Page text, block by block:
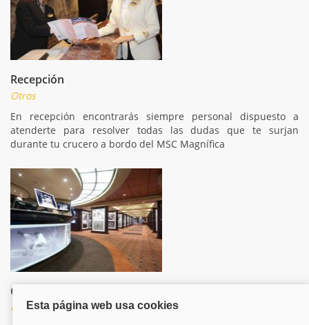
Recepción
Otros
En recepción encontrarás siempre personal dispuesto a
atenderte para resolver todas las dudas que te surjan
durante tu crucero a bordo del MSC Magnífica
Galería de fotos
Otros